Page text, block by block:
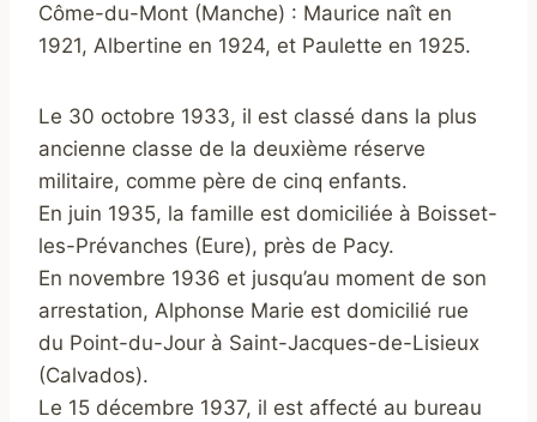
Côme-du-Mont (Manche) : Maurice naît en
1921, Albertine en 1924, et Paulette en 1925.
Le 30 octobre 1933, il est classé dans la plus
ancienne classe de la deuxième réserve
militaire, comme père de cinq enfants.
En juin 1935, la famille est domiciliée à Boisset-
les-Prévanches (Eure), près de Pacy.
En novembre 1936 et jusqu’au moment de son
arrestation, Alphonse Marie est domicilié rue
du Point-du-Jour à Saint-Jacques-de-Lisieux
(Calvados).
Le 15 décembre 1937, il est affecté au bureau